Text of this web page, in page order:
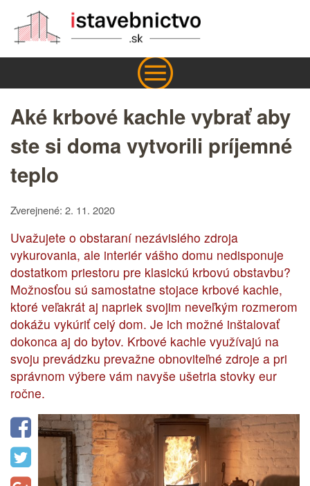
Aké krbové kachle vybrať aby
ste si doma vytvorili príjemné
teplo
Zverejnené: 2. 11. 2020
Uvažujete o obstaraní nezávislého zdroja
vykurovania, ale interiér vášho domu nedisponuje
dostatkom priestoru pre klasickú krbovú obstavbu?
Možnosťou sú samostatne stojace krbové kachle,
ktoré veľakrát aj napriek svojim neveľkým rozmerom
dokážu vykúriť celý dom. Je ich možné inštalovať
dokonca aj do bytov. Krbové kachle využívajú na
svoju prevádzku prevažne obnoviteľné zdroje a pri
správnom výbere vám navyše ušetria stovky eur
ročne.